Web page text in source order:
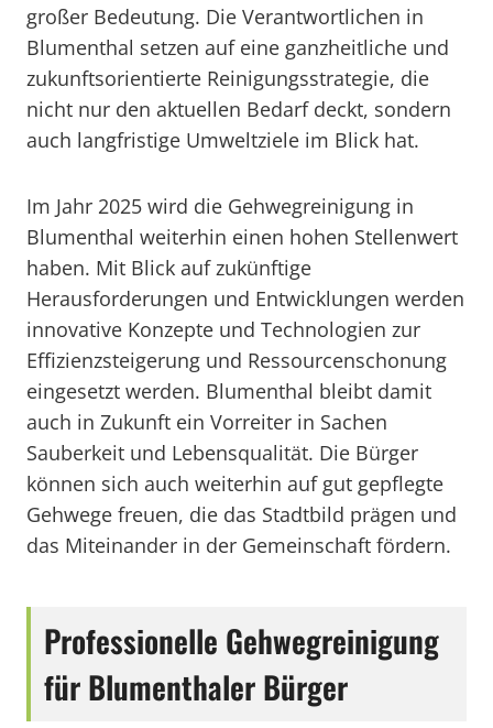
großer Bedeutung. Die Verantwortlichen in
Blumenthal setzen auf eine ganzheitliche und
zukunftsorientierte Reinigungsstrategie, die
nicht nur den aktuellen Bedarf deckt, sondern
auch langfristige Umweltziele im Blick hat.
Im Jahr 2025 wird die Gehwegreinigung in
Blumenthal weiterhin einen hohen Stellenwert
haben. Mit Blick auf zukünftige
Herausforderungen und Entwicklungen werden
innovative Konzepte und Technologien zur
Effizienzsteigerung und Ressourcenschonung
eingesetzt werden. Blumenthal bleibt damit
auch in Zukunft ein Vorreiter in Sachen
Sauberkeit und Lebensqualität. Die Bürger
können sich auch weiterhin auf gut gepflegte
Gehwege freuen, die das Stadtbild prägen und
das Miteinander in der Gemeinschaft fördern.
Professionelle Gehwegreinigung
für Blumenthaler Bürger